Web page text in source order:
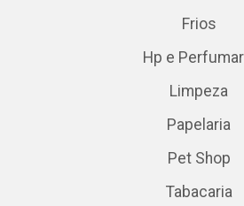
Frios
Hp e
Limpeza
Papelaria
Pet Shop
Tabacaria